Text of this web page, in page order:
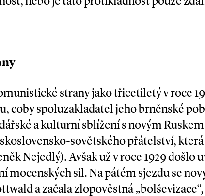
­strany jako třicetiletý v roce
coby spoluzakladatel jeho brněnské
a kulturní sblížení s novým
sovětského přátelství, která
Nejedlý). Avšak už v roce 1929 došlo
mocenských sil. Na pátém sjezdu se
a začala zlopověstná